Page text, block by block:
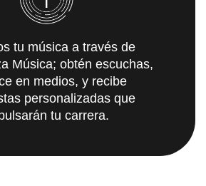
tu música a través de
Música; obtén escuchas,
en medios, y recibe
personalizadas que
tu carrera.